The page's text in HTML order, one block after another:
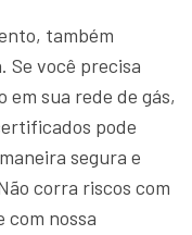
também
Se você precisa
sua rede de gás,
pode
segura e
corra riscos com
com nossa